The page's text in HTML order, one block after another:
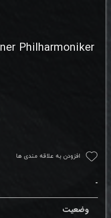
Philharmoniker
افزودن به علاقه مندی ها
وضعیت